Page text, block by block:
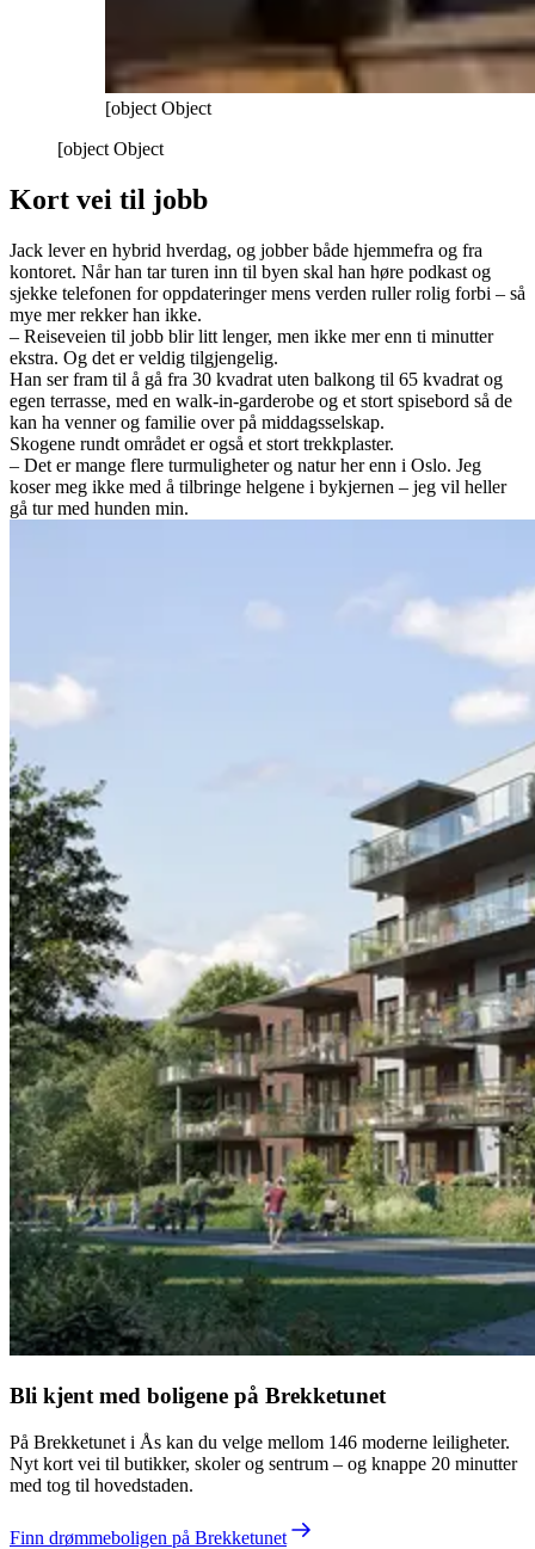
[object Object
[object Object
Kort vei til jobb
Jack lever en hybrid hverdag, og jobber både hjemmefra og fra
kontoret. Når han tar turen inn til byen skal han høre podkast og
sjekke telefonen for oppdateringer mens verden ruller rolig forbi – så
mye mer rekker han ikke.
– Reiseveien til jobb blir litt lenger, men ikke mer enn ti minutter
ekstra. Og det er veldig tilgjengelig.
Han ser fram til å gå fra 30 kvadrat uten balkong til 65 kvadrat og
egen terrasse, med en walk-in-garderobe og et stort spisebord så de
kan ha venner og familie over på middagsselskap.
Skogene rundt området er også et stort trekkplaster.
– Det er mange flere turmuligheter og natur her enn i Oslo. Jeg
koser meg ikke med å tilbringe helgene i bykjernen – jeg vil heller
gå tur med hunden min.
Bli kjent med boligene på Brekketunet
På Brekketunet i Ås kan du velge mellom 146 moderne leiligheter.
Nyt kort vei til butikker, skoler og sentrum – og knappe 20 minutter
med tog til hovedstaden.
Finn drømmeboligen på Brekketunet